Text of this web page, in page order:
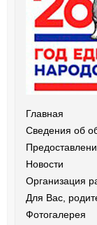
Главная
Сведения об
Новости
Организация
Для Вас,
Фотогалерея